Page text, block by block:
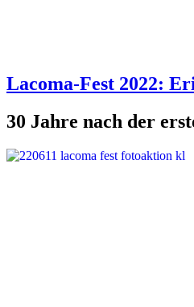
Lacoma-Fest 2022:
30 Jahre nach der